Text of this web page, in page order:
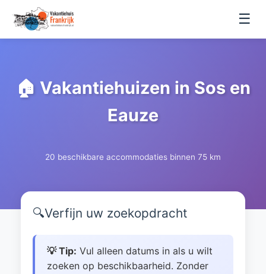
☰
🏠 Vakantiehuizen in Sos en
Eauze
20 beschikbare accommodaties binnen 75 km
🔍Verfijn uw zoekopdracht
💡 Tip: Vul alleen datums in als u wilt
zoeken op beschikbaarheid. Zonder